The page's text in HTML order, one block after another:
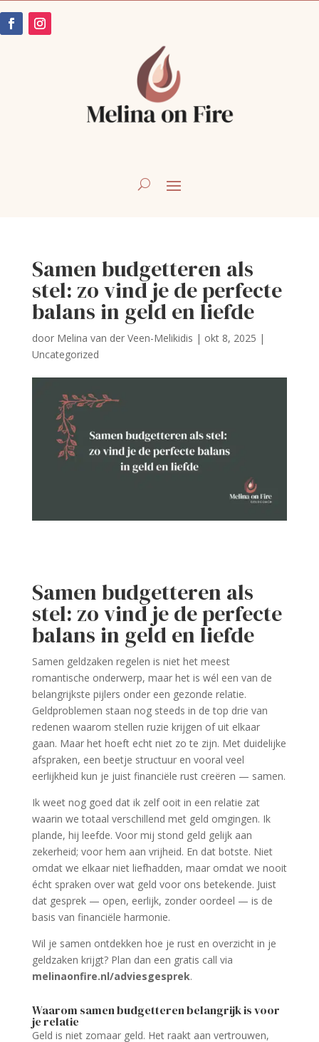
Samen budgetteren als
stel: zo vind je de perfecte
balans in geld en liefde
door Melina van der Veen-Melikidis | okt 8, 2025 |
Uncategorized
Samen budgetteren als
stel: zo vind je de perfecte
balans in geld en liefde
Samen geldzaken regelen is niet het meest
romantische onderwerp, maar het is wél een van de
belangrijkste pijlers onder een gezonde relatie.
Geldproblemen staan nog steeds in de top drie van
redenen waarom stellen ruzie krijgen of uit elkaar
gaan. Maar het hoeft echt niet zo te zijn. Met duidelijke
afspraken, een beetje structuur en vooral veel
eerlijkheid kun je juist financiële rust creëren — samen.
Ik weet nog goed dat ik zelf ooit in een relatie zat
waarin we totaal verschillend met geld omgingen. Ik
plande, hij leefde. Voor mij stond geld gelijk aan
zekerheid; voor hem aan vrijheid. En dat botste. Niet
omdat we elkaar niet liefhadden, maar omdat we nooit
écht spraken over wat geld voor ons betekende. Juist
dat gesprek — open, eerlijk, zonder oordeel — is de
basis van financiële harmonie.
Wil je samen ontdekken hoe je rust en overzicht in je
geldzaken krijgt? Plan dan een gratis call via
melinaonfire.nl/adviesgesprek.
Waarom samen budgetteren belangrijk is voor
je relatie
Geld is niet zomaar geld. Het raakt aan vertrouwen,